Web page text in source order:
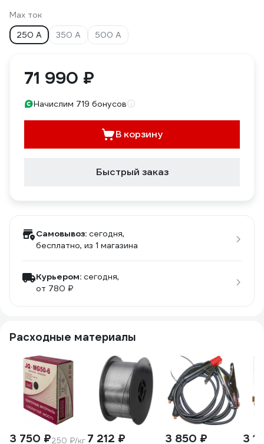
Max ток
250 А
350 А 500 А
71 990 ₽
Начислим 719 бонусов
В корзину
Быстрый заказ
Самовывоз: сегодня,
бесплатно, из 1 магазина
Курьером: сегодня,
от 780 ₽
Расходные материалы
3 750 ₽250 ₽/кг 7 212 ₽ 3 850 ₽ 3